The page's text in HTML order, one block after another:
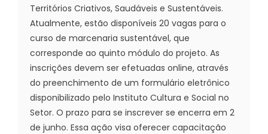
Territórios Criativos, Saudáveis e Sustentáveis.
Atualmente, estão disponíveis 20 vagas para o
curso de marcenaria sustentável, que
corresponde ao quinto módulo do projeto. As
inscrições devem ser efetuadas online, através
do preenchimento de um formulário eletrônico
disponibilizado pelo Instituto Cultura e Social no
Setor. O prazo para se inscrever se encerra em 2
de junho. Essa ação visa oferecer capacitação